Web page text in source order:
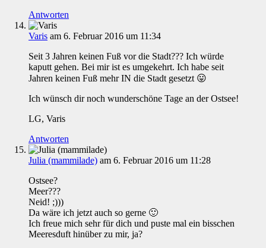
Antworten
Varis am 6. Februar 2016 um 11:34
Seit 3 Jahren keinen Fuß vor die Stadt??? Ich würde
kaputt gehen. Bei mir ist es umgekehrt. Ich habe seit
Jahren keinen Fuß mehr IN die Stadt gesetzt 😛
Ich wünsch dir noch wunderschöne Tage an der Ostsee!
LG, Varis
Antworten
Julia (mammilade) am 6. Februar 2016 um 11:28
Ostsee?
Meer???
Neid! ;)))
Da wäre ich jetzt auch so gerne 🙂
Ich freue mich sehr für dich und puste mal ein bisschen
Meeresduft hinüber zu mir, ja?